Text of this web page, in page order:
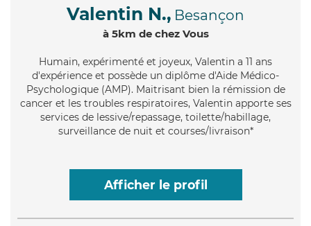
Valentin N., Besançon
à 5km de chez Vous
Humain, expérimenté et joyeux, Valentin a 11 ans
d'expérience et possède un diplôme d'Aide Médico-
Psychologique (AMP). Maitrisant bien la rémission de
cancer et les troubles respiratoires, Valentin apporte ses
services de lessive/repassage, toilette/habillage,
surveillance de nuit et courses/livraison*
Afficher le profil